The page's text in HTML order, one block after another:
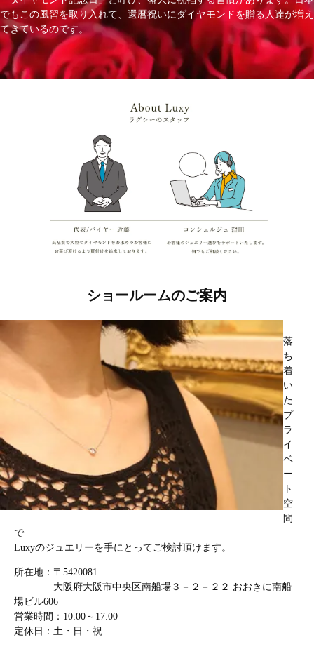
でもこの風習を取り入れて、還暦祝いにダイヤモンドを贈る人達が増え
てきているのです。
ショールームのご案内
落
ち
着
い
た
プ
ラ
イ
ベ
ー
ト
空
間
で
Luxyのジュエリーを手にとってご検討頂けます。
所在地：〒5420081
大阪府大阪市中央区南船場３－２－２２ おおきに南船
場ビル606
営業時間：10:00～17:00
定休日：土・日・祝